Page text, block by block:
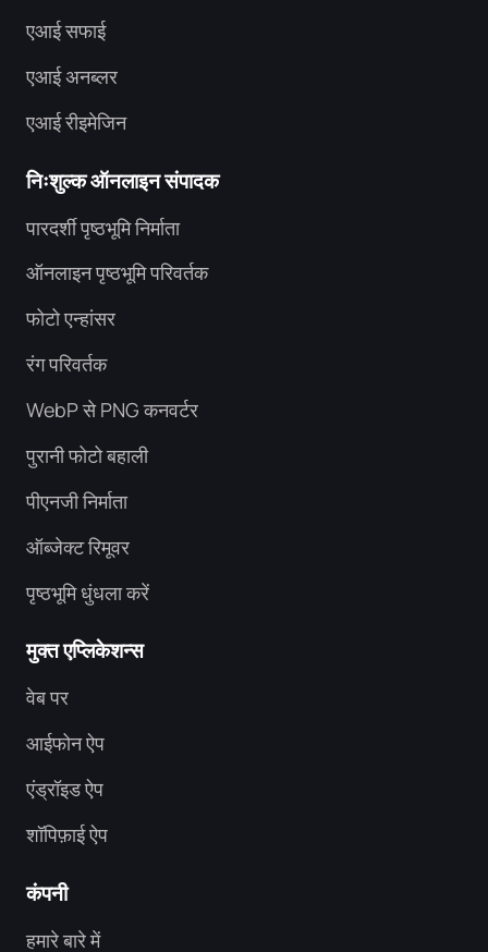
एआई सफाई
एआई अनब्लर
एआई रीइमेजिन
निःशुल्क ऑनलाइन संपादक
पारदर्शी पृष्ठभूमि निर्माता
ऑनलाइन पृष्ठभूमि परिवर्तक
फोटो एन्हांसर
रंग परिवर्तक
WebP से PNG कनवर्टर
पुरानी फोटो बहाली
पीएनजी निर्माता
ऑब्जेक्ट रिमूवर
पृष्ठभूमि धुंधला करें
मुक्त एप्लिकेशन्स
वेब पर
आईफोन ऐप
एंड्रॉइड ऐप
शॉपिफ़ाई ऐप
कंपनी
हमारे बारे में